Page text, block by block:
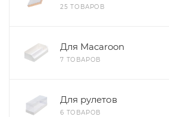
25 ТОВАРОВ
Для Macaroon
7 ТОВАРОВ
Для рулетов
6 ТОВАРОВ